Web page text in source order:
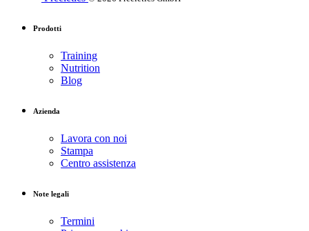
Prodotti
Training
Nutrition
Blog
Azienda
Lavora con noi
Stampa
Centro assistenza
Note legali
Termini